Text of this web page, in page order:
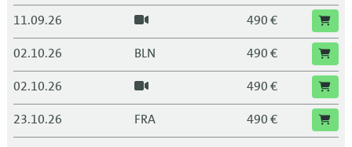
11.09.26
490 €
02.10.26
BLN
490 €
02.10.26
490 €
23.10.26
FRA
490 €